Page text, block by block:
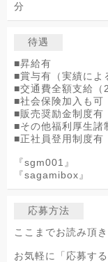
分
待遇
■昇給有
■賞与有（実績によ
■交通費全額支給（
■社会保険加入も可
■販売奨励金制度有
■その他福利厚生諸
■正社員登用制度有
『sgm001』
『sagamibox』
応募方法
ここまでお読み頂
お気軽に「応募す